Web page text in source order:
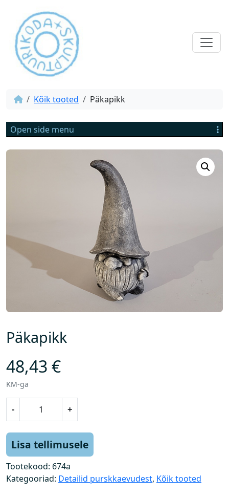
Kõik tooted Päkapikk
Open side menu
Päkapikk
48,43 €
KM-ga
-
p
i
k
+
Lisa tellimusele
Tootekood: 674a
Kategooriad: Detailid purskkaevudest, Kõik tooted